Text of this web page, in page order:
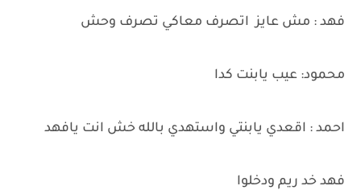
فهد : مش عايز اتصرف معاكي تصرف وحش
محمود: عيب يابنت كدا
احمد : اقعدي يابنتي واستهدي بالله خش انت يافهد
فهد خد ريم ودخلوا